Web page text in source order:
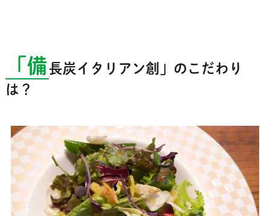
「備長炭イタリアン創」のこだわり
は？